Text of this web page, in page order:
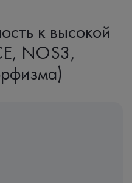
к высокой
NOS3,